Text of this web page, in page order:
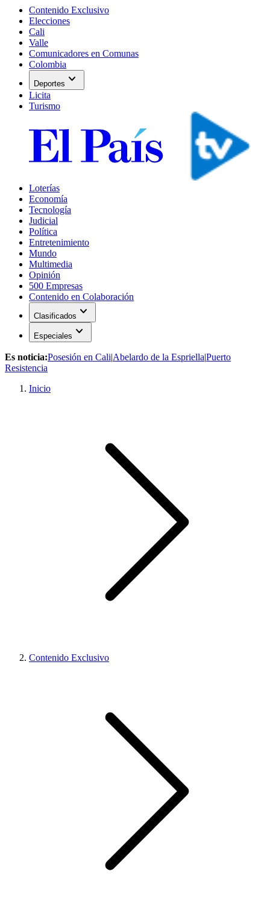
Contenido Exclusivo
Elecciones
Cali
Valle
Comunicadores en Comunas
Colombia
Deportes expand_more
Licita
Turismo
Loterías
Economía
Tecnología
Judicial
Política
Entretenimiento
Mundo
Multimedia
Opinión
500 Empresas
Contenido en Colaboración
Clasificados expand_more
Especiales expand_more
Es noticia:Posesión en Cali|Abelardo de la Espriella|Puerto
Resistencia
Inicio
Contenido Exclusivo